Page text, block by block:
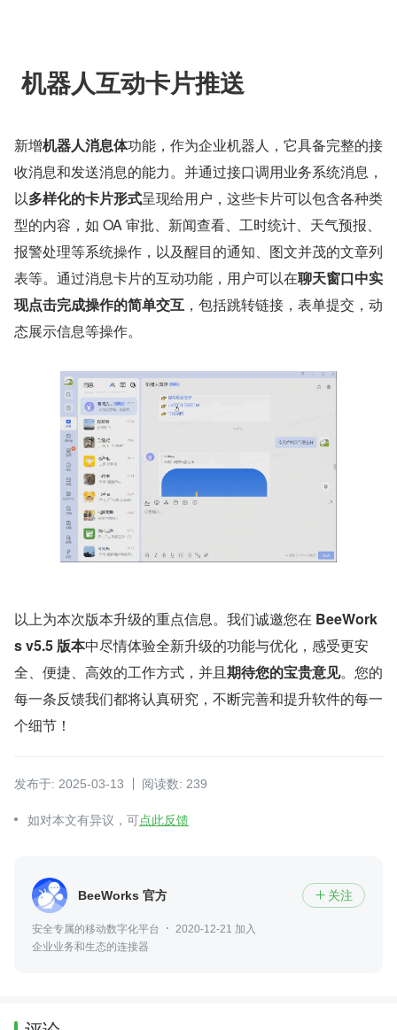
机器人互动卡片推送
新增机器人消息体功能，作为企业机器人，它具备完整的接
收消息和发送消息的能力。并通过接口调用业务系统消息，
以多样化的卡片形式呈现给用户，这些卡片可以包含各种类
型的内容，如 OA 审批、新闻查看、工时统计、天气预报、
报警处理等系统操作，以及醒目的通知、图文并茂的文章列
表等。通过消息卡片的互动功能，用户可以在聊天窗口中实
现点击完成操作的简单交互 ，包括跳转链接，表单提交，动
态展示信息等操作。
以上为本次版本升级的重点信息。我们诚邀您在 BeeWork
s v5.5 版本中尽情体验全新升级的功能与优化，感受更安
全、便捷、高效的工作方式，并且期待您的宝贵意见。您的
每一条反馈我们都将认真研究，不断完善和提升软件的每一
个细节！
发布于: 2025-03-13 阅读数: 239
如对本文有异议，可点此反馈
BeeWorks 官方  关注
安全专属的移动数字化平台
2020-12-21 加入
企业业务和生态的连接器